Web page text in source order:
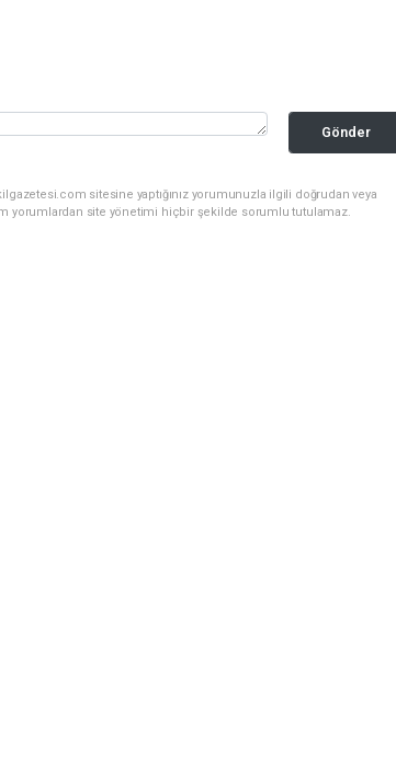
Gönder
sitesine yaptığınız yorumunuzla ilgili doğrudan veya
yorumlardan site yönetimi hiçbir şekilde sorumlu tutulamaz.